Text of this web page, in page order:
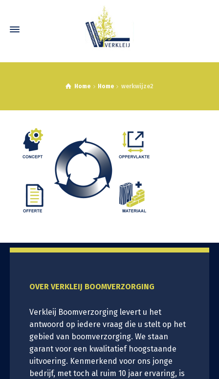
Home Home werkwijze2
OVER VERKLEIJ BOOMVERZORGING
Verkleij Boomverzorging levert u het
antwoord op iedere vraag die u stelt op het
gebied van boomverzorging. We staan
garant voor een kwalitatief hoogstaande
uitvoering. Kenmerkend voor ons jonge
bedrijf, met toch al ruim 10 jaar ervaring, is